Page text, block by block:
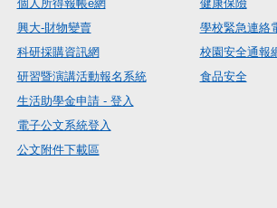
個人所得報帳e網
興大-財物變賣
科研採購資訊網
研習暨演講活動報名系統
生活助學金申請 - 登入
電子公文系統登入
公文附件下載區
健康保險
學校緊急連絡
校園安全通報
食品安全